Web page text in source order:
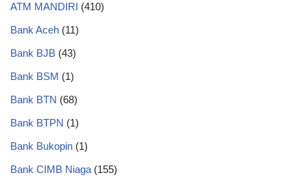
ATM MANDIRI (410)
Bank Aceh (11)
Bank BJB (43)
Bank BSM (1)
Bank BTN (68)
Bank BTPN (1)
Bank Bukopin (1)
Bank CIMB Niaga (155)